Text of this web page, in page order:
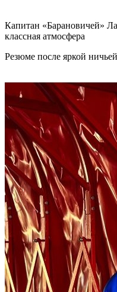
Капитан «Барановичей»
классная атмосфера
Резюме после яркой